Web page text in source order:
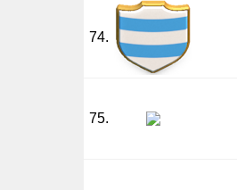
74.
75.